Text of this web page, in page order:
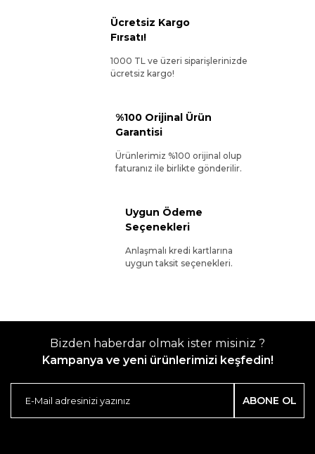
Ücretsiz Kargo
Fırsatı!
1000 TL ve üzeri siparişlerinizde
ücretsiz kargo!
%100 Orijinal Ürün
Garantisi
Ürünlerimiz %100 orijinal olup
faturanız ile birlikte gönderilir.
Uygun Ödeme
Seçenekleri
Anlaşmalı kredi kartlarına
uygun taksit seçenekleri.
Bizden haberdar olmak ister misiniz ?
Kampanya ve yeni ürünlerimizi keşfedin!
ABONE OL